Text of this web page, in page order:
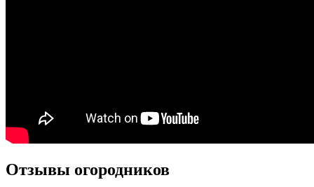
Отзывы огородников